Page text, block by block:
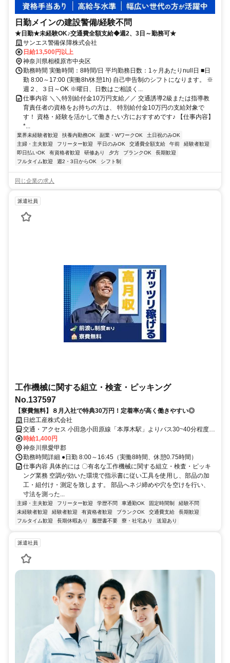
日勤メインの建設警備/経験不問
★日勤★未経験OK♪交通費全額支給◆週2、3日～勤務可★
サンエス警備保障株式会社
日給13,500円以上
神奈川県相模原市中央区
勤務時間 実働時間：8時間/日 平均勤務日数：1ヶ月あたりnull日 ■日
勤 8:00～17:00 (実働8h/休憩1h) 自己申告制のシフトになります。 ※
週２、３日～OK ※曜日、日数はご相談く...
仕事内容 ＼＼特別給付金10万円支給／／ 交通誘導2級または指導教
育責任者の資格をお持ちの方は、 特別給付金10万円の支給対象で
す！ 資格・経験を活かして働きたい方におすすめです♪ 【仕事内容】
*...
業界未経験者歓迎 扶養内勤務OK 副業・WワークOK
土日祝のみOK
主婦・主夫歓迎
フリーター歓迎 平日のみOK 交通費全額支給 午前
経験者歓迎
即日払いOK
有資格者歓迎 研修あり 夕方 ブランクOK
長期歓迎
フルタイム歓迎
週2・3日からOK シフト制
同じ企業の求人
派遣社員
工作機械に関する組立・検査・ピッキング
No.137597
【寮費無料】８月入社で特典30万円！定着率が高く働きやすい◎
日総工産株式会社
交通・アクセス 小田急小田原線「本厚木駅」よりバス30~40分程度
★送迎あり 車通勤OK
時給1,400円
神奈川県愛甲郡
勤務時間詳細 ●日勤 8:00～16:45（実働8時間、休憩0.75時間）
仕事内容 具体的には 〇有名な工作機械に関する組立・検査・ピッキ
ング業務 空調が効いた環境で指示書に従い工具を使用し、部品の加
工・組付け・測定を致します。 部品へネジ締めや穴を空けを行い、
寸法を測った...
主婦・主夫歓迎 フリーター歓迎 学歴不問 車通勤OK 固定時間制
経験不問
未経験者歓迎
経験者歓迎 有資格者歓迎 ブランクOK 交通費支給
長期歓迎
フルタイム歓迎
長期休暇あり 履歴書不要 寮・社宅あり 送迎あり
派遣社員